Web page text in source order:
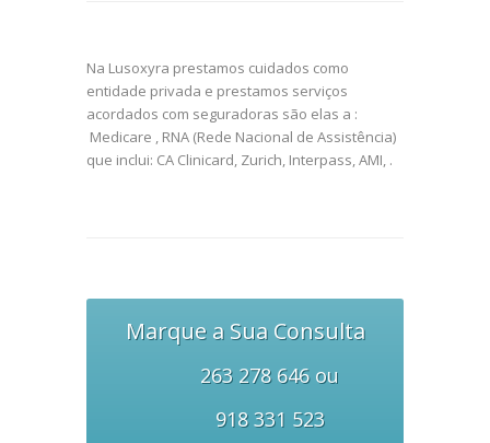
Na Lusoxyra prestamos cuidados como
entidade privada e prestamos serviços
acordados com seguradoras são elas a :
Medicare , RNA (Rede Nacional de Assistência)
que inclui: CA Clinicard, Zurich, Interpass, AMI, .
Marque a Sua Consulta
263 278 646 ou
918 331 523